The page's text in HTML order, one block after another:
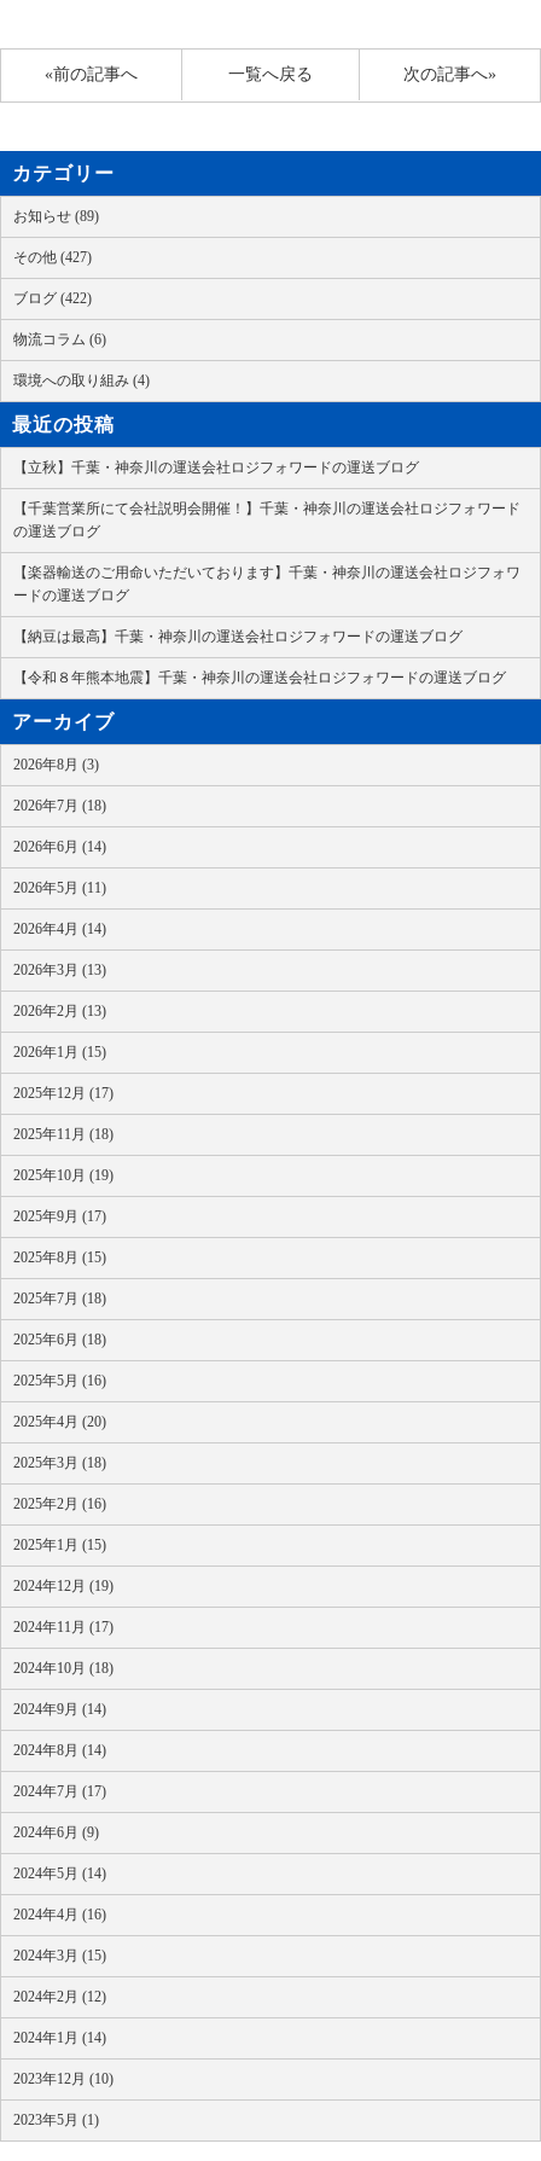
«前の記事へ 次の記事へ»
一覧へ戻る
カテゴリー
お知らせ (89)
その他 (427)
ブログ (422)
物流コラム (6)
環境への取り組み (4)
最近の投稿
【立秋】千葉・神奈川の運送会社ロジフォワードの運送ブログ
【千葉営業所にて会社説明会開催！】千葉・神奈川の運送会社ロジフォワード
の運送ブログ
【楽器輸送のご用命いただいております】千葉・神奈川の運送会社ロジフォワ
ードの運送ブログ
【納豆は最高】千葉・神奈川の運送会社ロジフォワードの運送ブログ
【令和８年熊本地震】千葉・神奈川の運送会社ロジフォワードの運送ブログ
アーカイブ
2026年8月 (3)
2026年7月 (18)
2026年6月 (14)
2026年5月 (11)
2026年4月 (14)
2026年3月 (13)
2026年2月 (13)
2026年1月 (15)
2025年12月 (17)
2025年11月 (18)
2025年10月 (19)
2025年9月 (17)
2025年8月 (15)
2025年7月 (18)
2025年6月 (18)
2025年5月 (16)
2025年4月 (20)
2025年3月 (18)
2025年2月 (16)
2025年1月 (15)
2024年12月 (19)
2024年11月 (17)
2024年10月 (18)
2024年9月 (14)
2024年8月 (14)
2024年7月 (17)
2024年6月 (9)
2024年5月 (14)
2024年4月 (16)
2024年3月 (15)
2024年2月 (12)
2024年1月 (14)
2023年12月 (10)
2023年5月 (1)